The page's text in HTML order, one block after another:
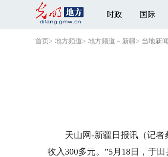
时政 国际
首页 > 地方频道> 地方频道－新疆> 当地新闻
天山网-新疆日报讯（记者
收入300多元。”5月18日，于